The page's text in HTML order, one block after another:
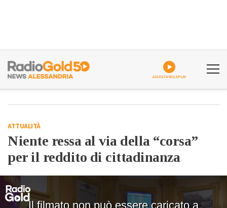
ASCOLTA GOLDPLAY
ATTUALITÀ
Niente ressa al via della “corsa”
per il reddito di cittadinanza